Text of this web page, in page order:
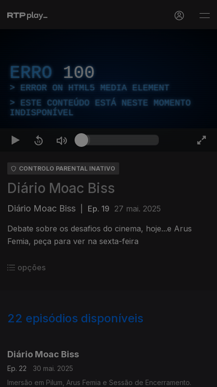
ERRO 100
ERROR ON HTML5 MEDIA ELEMENT
ESTE CONTEÚDO ESTÁ NESTE MOMENTO
INDISPONÍVEL
CONTROLO PARENTAL INATIVO
Diário Moac Biss
Diário Moac Biss Ep. 19 27 mai. 2025
Debate sobre os desafios do cinema, hoje...e Arus
Femia, peça para ver na sexta-feira
opções
22 episódios disponíveis
Diário Moac Biss
Ep. 22
30 mai. 2025
Imersão em Pilum, Arus Femia e Sessão de Encerramento.